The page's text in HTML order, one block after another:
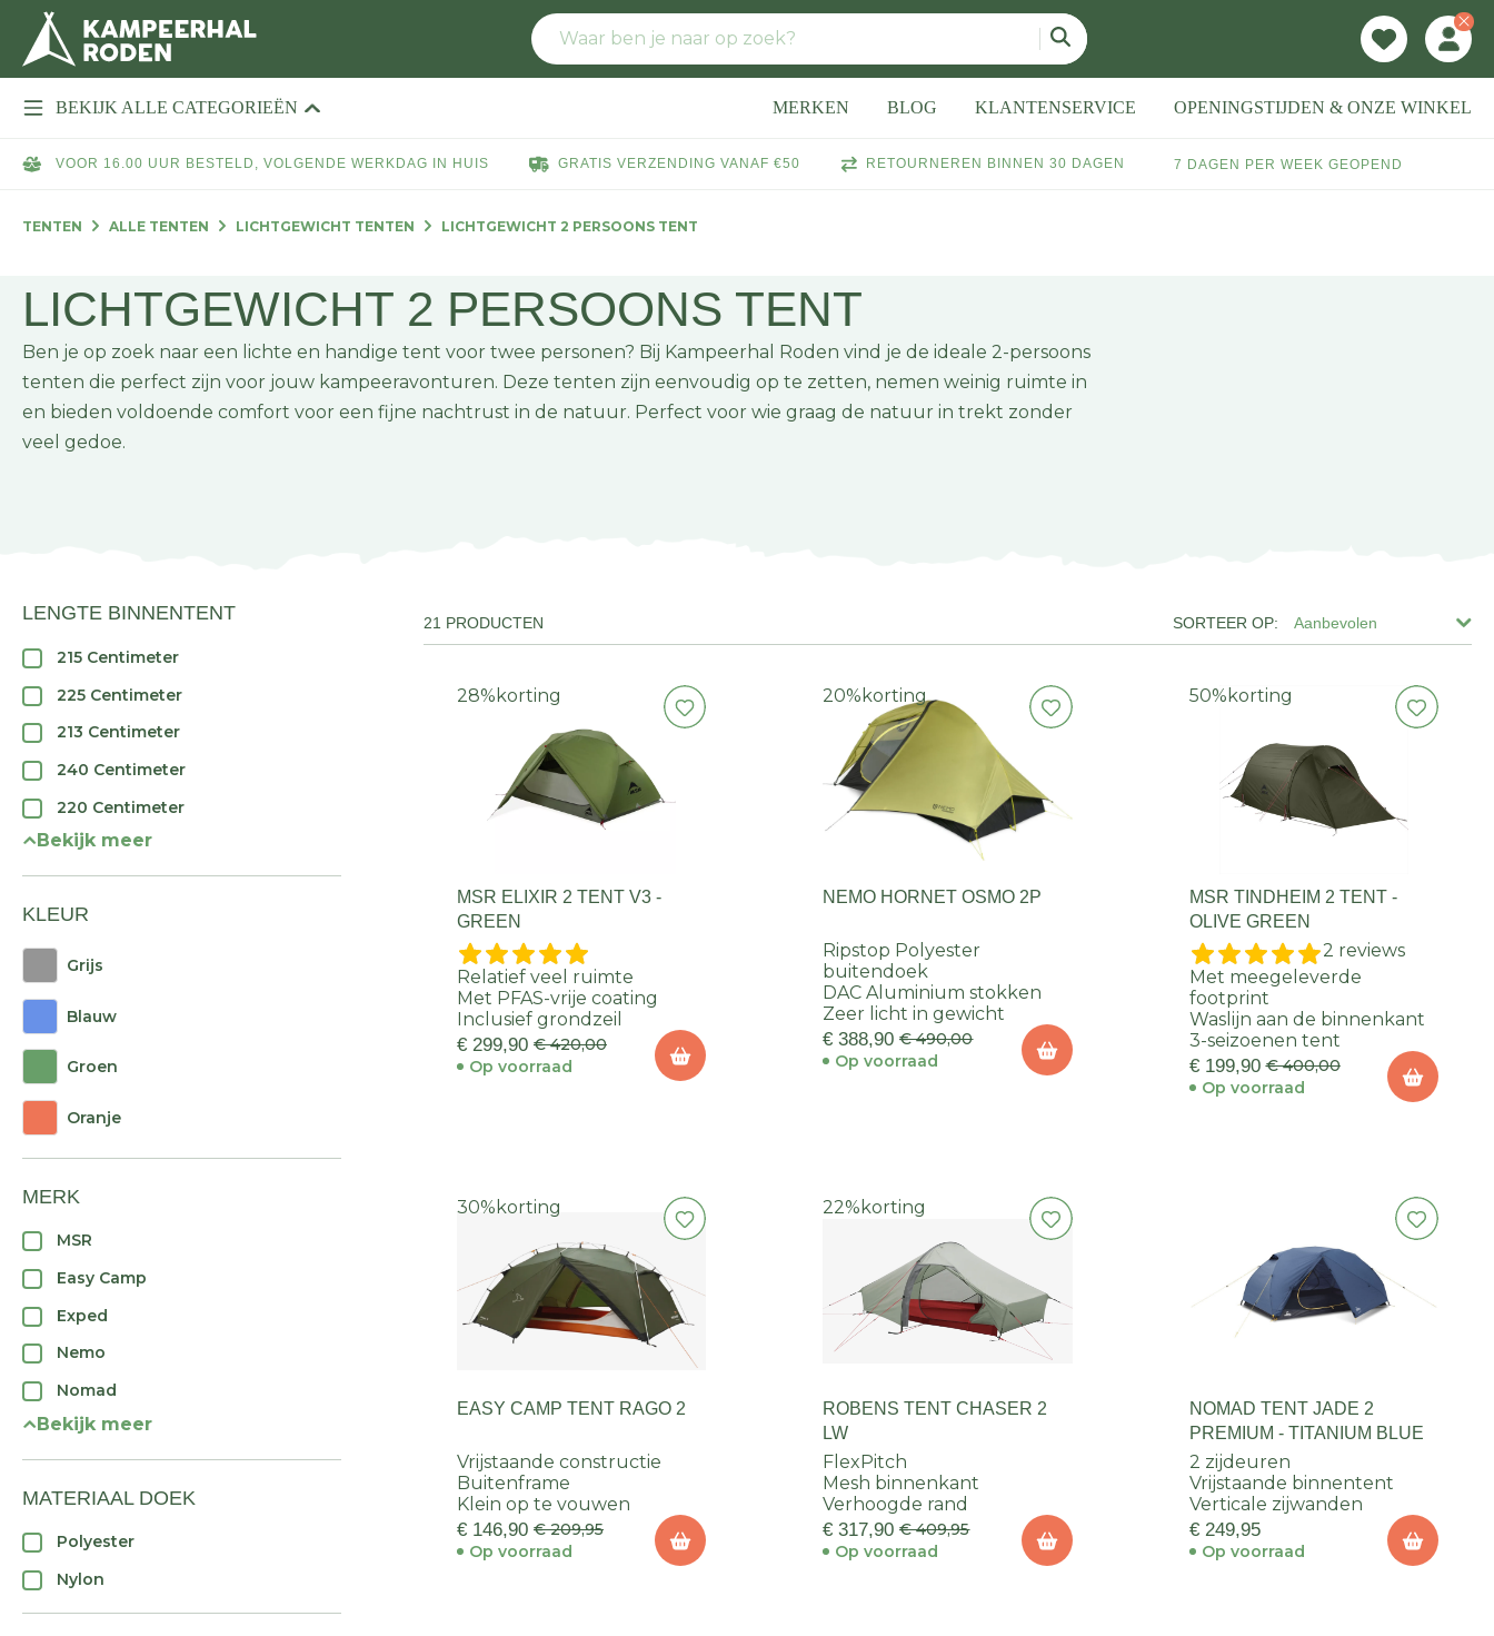
BEKIJK ALLE CATEGORIEËN MERKEN BLOG KLANTENSERVICE OPENINGSTIJDEN & ONZE WINKEL
VOOR 16.00 UUR BESTELD, VOLGENDE WERKDAG IN HUIS GRATIS VERZENDING VANAF €50 RETOURNEREN BINNEN 30 DAGEN 7 DAGEN PER WEEK GEOPEND
TENTEN ALLE TENTEN LICHTGEWICHT TENTEN LICHTGEWICHT 2 PERSOONS TENT
LICHTGEWICHT 2 PERSOONS TENT
Ben je op zoek naar een lichte en handige tent voor twee personen? Bij Kampeerhal Roden vind je de ideale 2-persoons
tenten die perfect zijn voor jouw kampeeravonturen. Deze tenten zijn eenvoudig op te zetten, nemen weinig ruimte in
en bieden voldoende comfort voor een fijne nachtrust in de natuur. Perfect voor wie graag de natuur in trekt zonder
veel gedoe.
LENGTE BINNENTENT
215 Centimeter
225 Centimeter
213 Centimeter
240 Centimeter
220 Centimeter
Bekijk meer
KLEUR
Grijs
Blauw
Groen
Oranje
MERK
MSR
Easy Camp
Exped
Nemo
Nomad
Bekijk meer
MATERIAAL DOEK
Polyester
Nylon
Aanbevolen
21 PRODUCTEN
28% korting
MSR ELIXIR 2 TENT V3 -
GREEN
Relatief veel ruimte
Met PFAS-vrije coating
Inclusief grondzeil
€ 299,90 € 420,00
Op voorraad
20% korting
NEMO HORNET OSMO 2P
Ripstop Polyester
buitendoek
DAC Aluminium stokken
Zeer licht in gewicht
€ 388,90 € 490,00
Op voorraad
50% korting
MSR TINDHEIM 2 TENT -
OLIVE GREEN
2 reviews
Met meegeleverde
footprint
Waslijn aan de binnenkant
3-seizoenen tent
€ 199,90 € 400,00
Op voorraad
30% korting
EASY CAMP TENT RAGO 2
Vrijstaande constructie
Buitenframe
Klein op te vouwen
€ 146,90 € 209,95
Op voorraad
22% korting
ROBENS TENT CHASER 2
LW
FlexPitch
Mesh binnenkant
Verhoogde rand
€ 317,90 € 409,95
Op voorraad
NOMAD TENT JADE 2
PREMIUM - TITANIUM BLUE
2 zijdeuren
Vrijstaande binnentent
Verticale zijwanden
€ 249,95
Op voorraad